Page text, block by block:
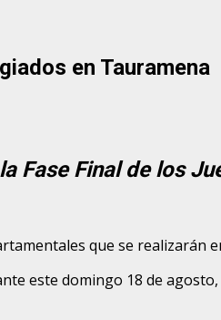
en Tauramena
Fase Final de los
que se
este domingo 18 de